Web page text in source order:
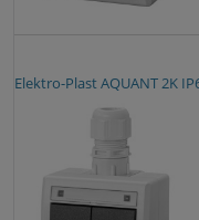
Elektro-Plast AQUANT 2K